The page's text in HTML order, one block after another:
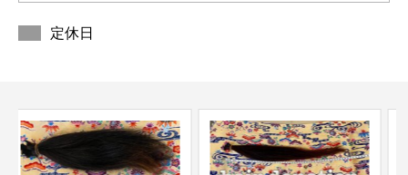
定休日